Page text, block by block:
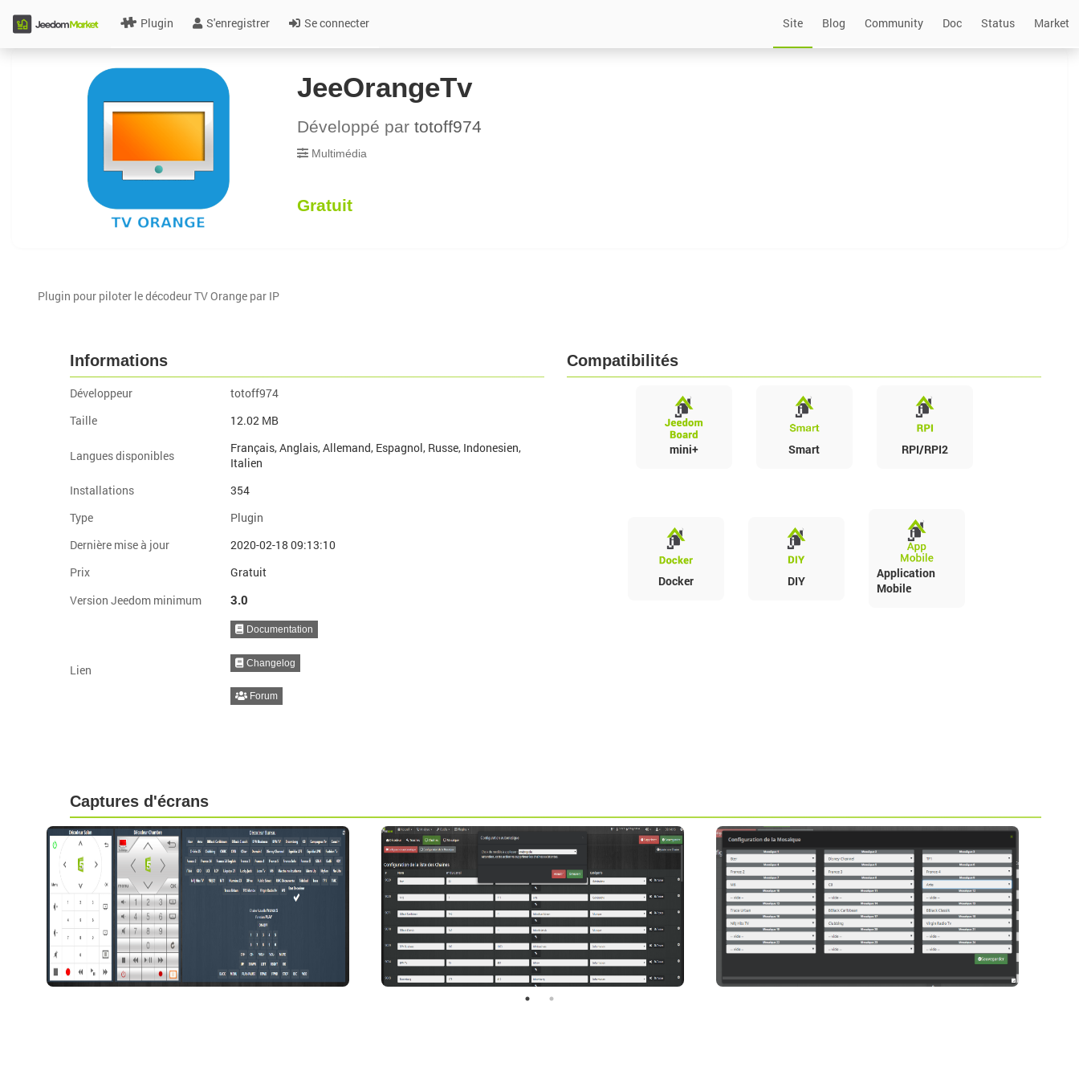
Plugin S'enregistrer Se connecter Site Blog Community Doc Status Market
JeeOrangeTv
Développé par totoff974
Multimédia
Gratuit
Plugin pour piloter le décodeur TV Orange par IP
Informations
Développeur
totoff974
Taille
12.02 MB
Langues disponibles
Français, Anglais, Allemand, Espagnol, Russe, Indonesien,
Italien
Installations
354
Type
Plugin
Dernière mise à jour
2020-02-18 09:13:10
Prix
Gratuit
Version Jeedom minimum
3.0
Lien
Documentation
Changelog
Forum
Compatibilités
mini+ Smart RPI/RPI2
Docker DIY
Application
Mobile
Captures d'écrans